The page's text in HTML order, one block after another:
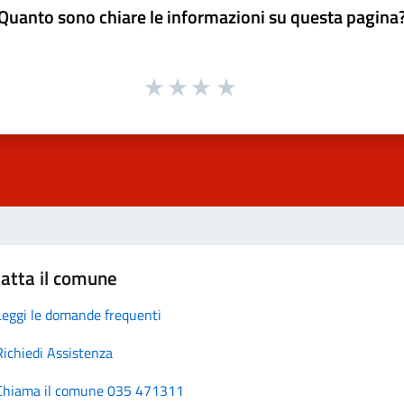
sono chiare le informazioni su questa
il comune
le domande frequenti
Assistenza
il comune 035 471311